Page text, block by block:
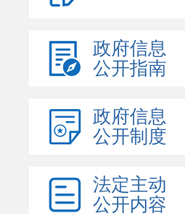
政府信息
公开指南
政府信息
公开制度
法定主动
公开内容